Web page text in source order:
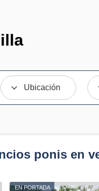
Ubicación
ponis en
EN PORTADA